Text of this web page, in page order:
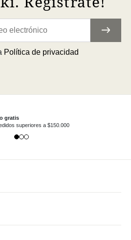
Política de privacidad
gratis
superiores a $150.000